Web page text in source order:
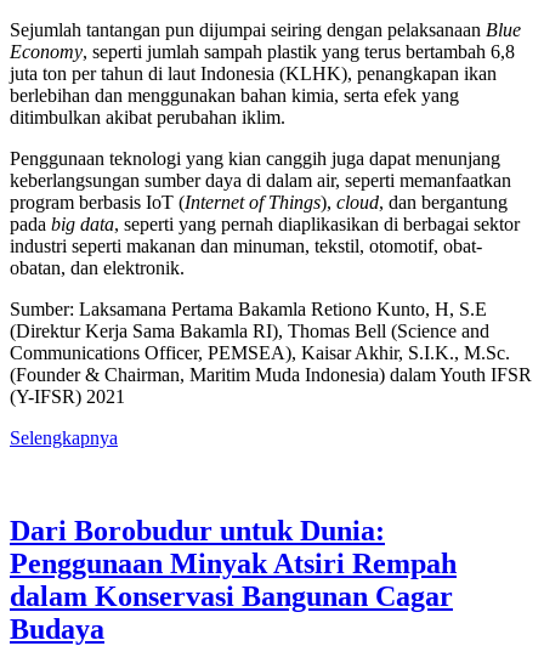
Sejumlah tantangan pun dijumpai seiring dengan pelaksanaan Blue
Economy, seperti jumlah sampah plastik yang terus bertambah 6,8
juta ton per tahun di laut Indonesia (KLHK), penangkapan ikan
berlebihan dan menggunakan bahan kimia, serta efek yang
ditimbulkan akibat perubahan iklim.
Penggunaan teknologi yang kian canggih juga dapat menunjang
keberlangsungan sumber daya di dalam air, seperti memanfaatkan
program berbasis IoT (Internet of Things), cloud, dan bergantung
pada big data, seperti yang pernah diaplikasikan di berbagai sektor
industri seperti makanan dan minuman, tekstil, otomotif, obat-
obatan, dan elektronik.
Sumber: Laksamana Pertama Bakamla Retiono Kunto, H, S.E
(Direktur Kerja Sama Bakamla RI), Thomas Bell (Science and
Communications Officer, PEMSEA), Kaisar Akhir, S.I.K., M.Sc.
(Founder & Chairman, Maritim Muda Indonesia) dalam Youth IFSR
(Y-IFSR) 2021
Selengkapnya
Dari Borobudur untuk Dunia:
Penggunaan Minyak Atsiri Rempah
dalam Konservasi Bangunan Cagar
Budaya